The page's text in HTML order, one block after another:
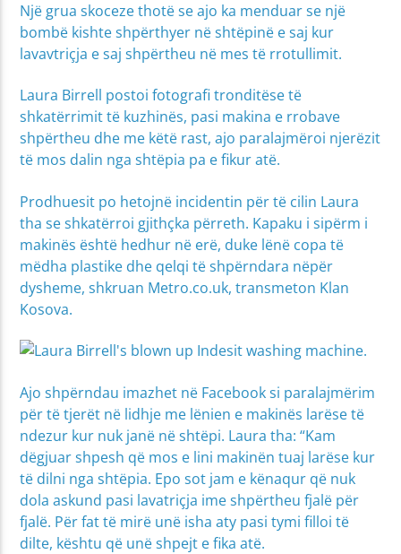
Një grua skoceze thotë se ajo ka menduar se një
bombë kishte shpërthyer në shtëpinë e saj kur
lavavtriçja e saj shpërtheu në mes të rrotullimit.
Laura Birrell postoi fotografi tronditëse të
shkatërrimit të kuzhinës, pasi makina e rrobave
shpërtheu dhe me këtë rast, ajo paralajmëroi njerëzit
të mos dalin nga shtëpia pa e fikur atë.
Prodhuesit po hetojnë incidentin për të cilin Laura
tha se shkatërroi gjithçka përreth. Kapaku i sipërm i
makinës është hedhur në erë, duke lënë copa të
mëdha plastike dhe qelqi të shpërndara nëpër
dysheme, shkruan Metro.co.uk, transmeton Klan
Kosova.
Ajo shpërndau imazhet në Facebook si paralajmërim
për të tjerët në lidhje me lënien e makinës larëse të
ndezur kur nuk janë në shtëpi. Laura tha: “Kam
dëgjuar shpesh që mos e lini makinën tuaj larëse kur
të dilni nga shtëpia. Epo sot jam e kënaqur që nuk
dola askund pasi lavatriçja ime shpërtheu fjalë për
fjalë. Për fat të mirë unë isha aty pasi tymi filloi të
dilte, kështu që unë shpejt e fika atë.